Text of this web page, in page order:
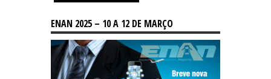
ENAN 2025 – 10 A 12 DE MARÇO